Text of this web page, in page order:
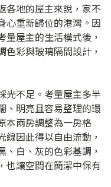
各地的屋主來說，家不
心重新歸位的港灣。因
屋主的生活模式後，
彩與玻璃隔間設計，
光不足。考量屋主多半
、明亮且容易整理的環
本兩房調整為一房格
因此得以自由流動，
白、灰的色彩基調，
也讓空間在簡潔中保有